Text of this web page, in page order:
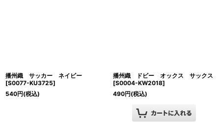
播州織 サッカー ネイビー
[S0077-KU3725]
540円(税込)
播州織 ドビー オックス サックス
[S0004-KW2018]
490円(税込)